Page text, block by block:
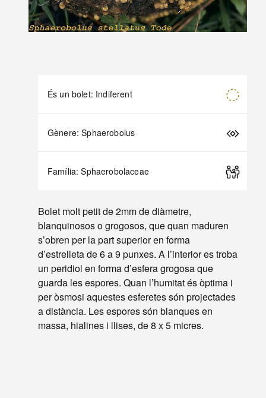
És un bolet: Indiferent
Gènere: Sphaerobolus
Família: Sphaerobolaceae
Bolet molt petit de 2mm de diàmetre,
blanquinosos o grogosos, que quan maduren
s’obren per la part superior en forma
d’estrelleta de 6 a 9 punxes. A l’interior es troba
un peridiol en forma d’esfera grogosa que
guarda les espores. Quan l’humitat és òptima i
per òsmosi aquestes esferetes són projectades
a distància. Les espores són blanques en
massa, hialines i llises, de 8 x 5 micres.